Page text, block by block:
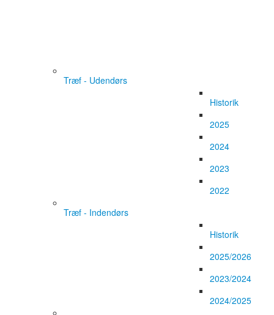
Træf - Udendørs
Historik
2025
2024
2023
2022
Træf - Indendørs
Historik
2025/2026
2023/2024
2024/2025